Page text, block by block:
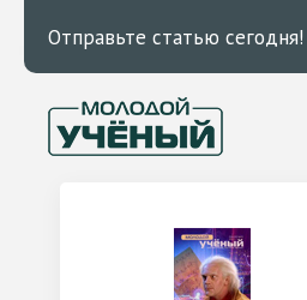
Отправьте статью сегодня!